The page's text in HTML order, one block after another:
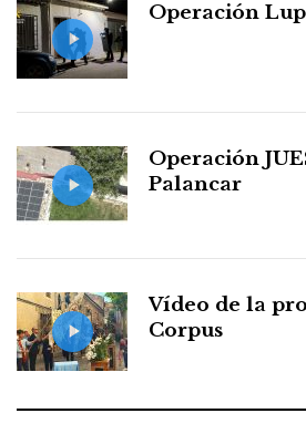
Operación
Operación
Palancar
Vídeo de la
Corpus